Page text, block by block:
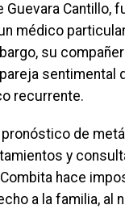
Guevara
médico
su
sentimental
recurrente.
pronóstico de
y
hace
a la familia, al